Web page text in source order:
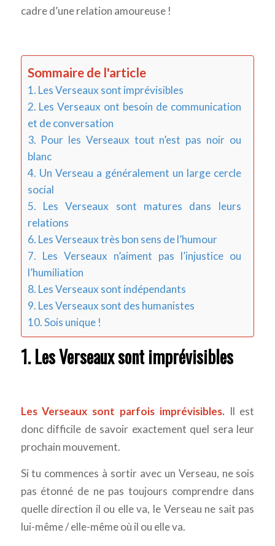
cadre d’une relation amoureuse !
Sommaire de l'article
1. Les Verseaux sont imprévisibles
2. Les Verseaux ont besoin de communication
et de conversation
3. Pour les Verseaux tout n’est pas noir ou
blanc
4. Un Verseau a généralement un large cercle
social
5. Les Verseaux sont matures dans leurs
relations
6. Les Verseaux très bon sens de l’humour
7. Les Verseaux n’aiment pas l’injustice ou
l’humiliation
8. Les Verseaux sont indépendants
9. Les Verseaux sont des humanistes
10. Sois unique !
1. Les Verseaux sont imprévisibles
Les Verseaux sont parfois imprévisibles.Il est
donc difficile de savoir exactement quel sera leur
prochain mouvement.
Si tu commences à sortir avec un Verseau, ne sois
pas étonné de ne pas toujours comprendre dans
quelle direction il ou elle va, le Verseau ne sait pas
lui-même / elle-même où il ou elle va.